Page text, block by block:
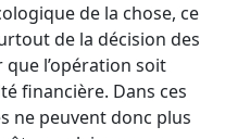
de la chose, ce
de la décision des
l’opération soit
financière. Dans ces
ne peuvent donc plus